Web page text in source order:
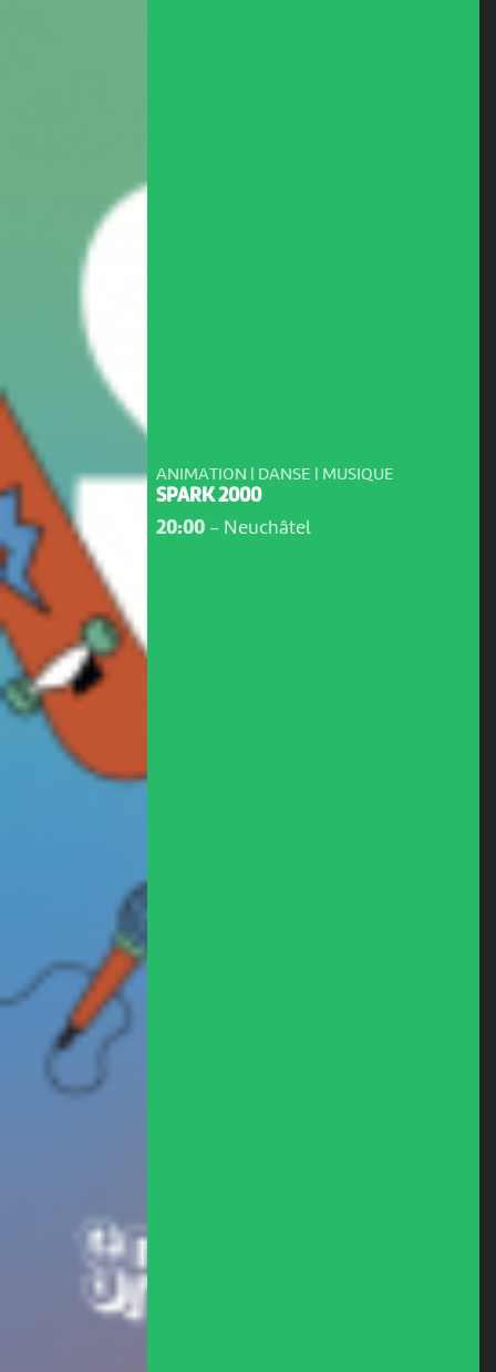
ANIMATION | DANSE | MUSIQUE
SPARK 2000
20:00- Neuchâtel